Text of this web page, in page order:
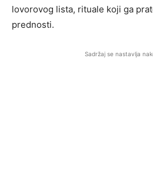
lovorovog lista, rituale koji ga
prednosti.
Sadržaj se nastavlja